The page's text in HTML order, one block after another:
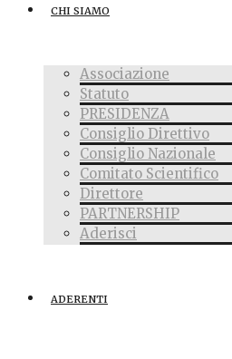
CHI SIAMO
Associazione
Statuto
PRESIDENZA
Consiglio Direttivo
Consiglio Nazionale
Comitato Scientifico
Direttore
PARTNERSHIP
Aderisci
ADERENTI